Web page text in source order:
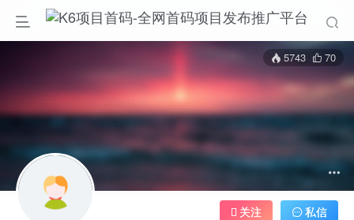
5743 70
关注 私信